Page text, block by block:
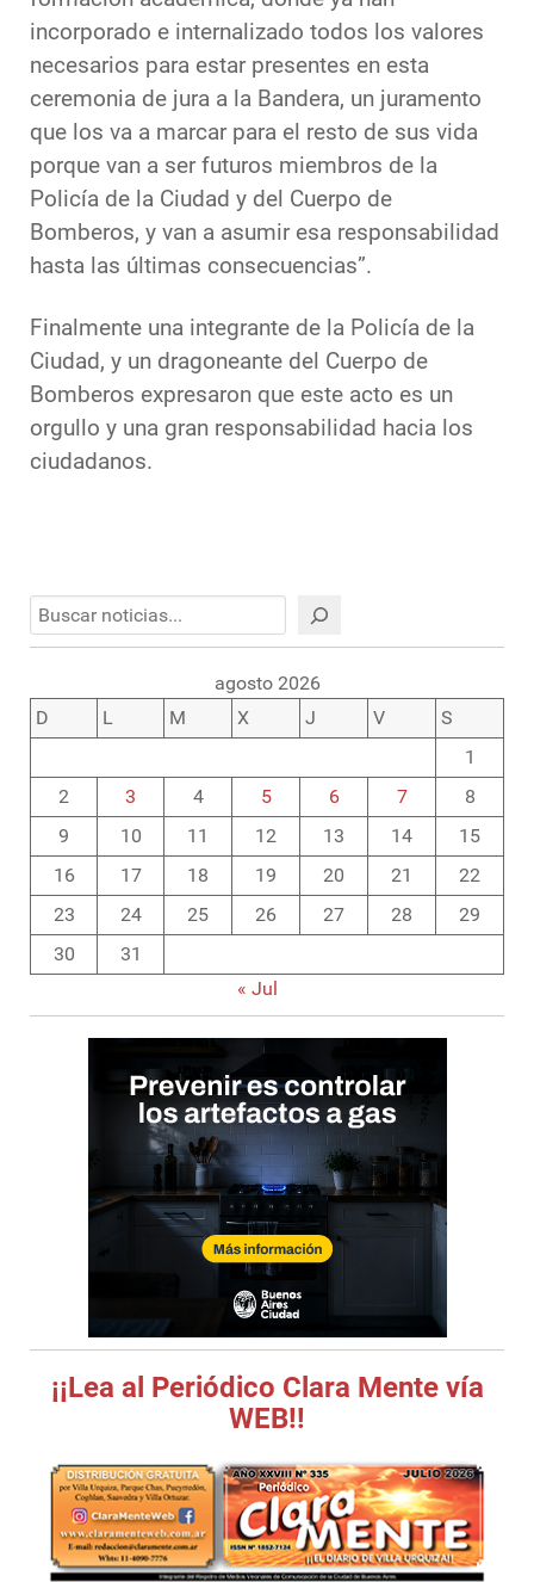
incorporado e internalizado todos los valores
necesarios para estar presentes en esta
ceremonia de jura a la Bandera, un juramento
que los va a marcar para el resto de sus vida
porque van a ser futuros miembros de la
Policía de la Ciudad y del Cuerpo de
Bomberos, y van a asumir esa responsabilidad
hasta las últimas consecuencias”.
Finalmente una integrante de la Policía de la
Ciudad, y un dragoneante del Cuerpo de
Bomberos expresaron que este acto es un
orgullo y una gran responsabilidad hacia los
ciudadanos.
Buscar
agosto 2026
D
L M X J V
S
1
2
3 4 5 6 7
8
9
10 11 12 13 14
15
16
17 18 19 20 21
22
23
24 25 26 27 28
29
30
31
« Jul
¡¡Lea al Periódico Clara Mente vía
WEB!!